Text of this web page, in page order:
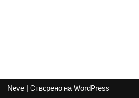
Neve | Створено на WordPress